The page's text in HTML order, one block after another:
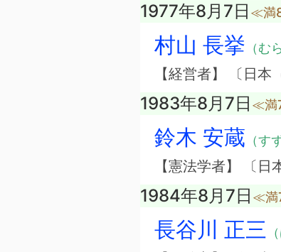
1977年8月7日 ≪満
村山 長挙 （む
【経営者】 〔日
1983年8月7日 ≪満
鈴木 安蔵 （す
【憲法学者】 〔日
1984年8月7日 ≪満
長谷川 正三